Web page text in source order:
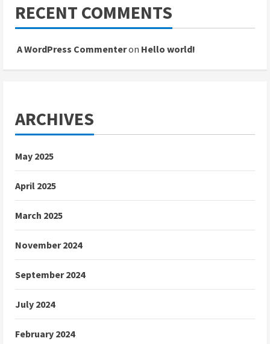
RECENT COMMENTS
A WordPress Commenteron Hello world!
ARCHIVES
May 2025
April 2025
March 2025
November 2024
September 2024
July 2024
February 2024